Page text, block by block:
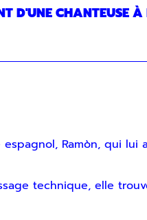
D'UNE
Ramòn, qui lui
technique, elle